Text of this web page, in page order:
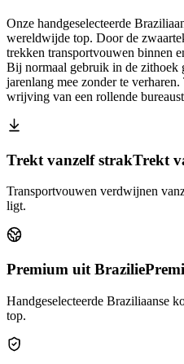
Onze handgeselecteerde
wereldwijde top. Door de
trekken transportvouwen binnen
Bij normaal gebruik in de zithoek
jarenlang mee zonder te
wrijving van een rollende
Trekt vanzelf strakTrekt
Transportvouwen verdwijnen
ligt.
Premium uit Brazilie
Handgeselecteerde Braziliaanse
top.